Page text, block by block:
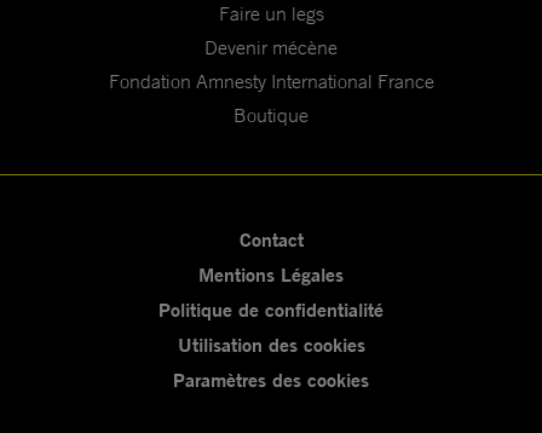
Faire un legs
Devenir mécène
Fondation Amnesty International France
Boutique
Contact
Mentions Légales
Politique de confidentialité
Utilisation des cookies
Paramètres des cookies